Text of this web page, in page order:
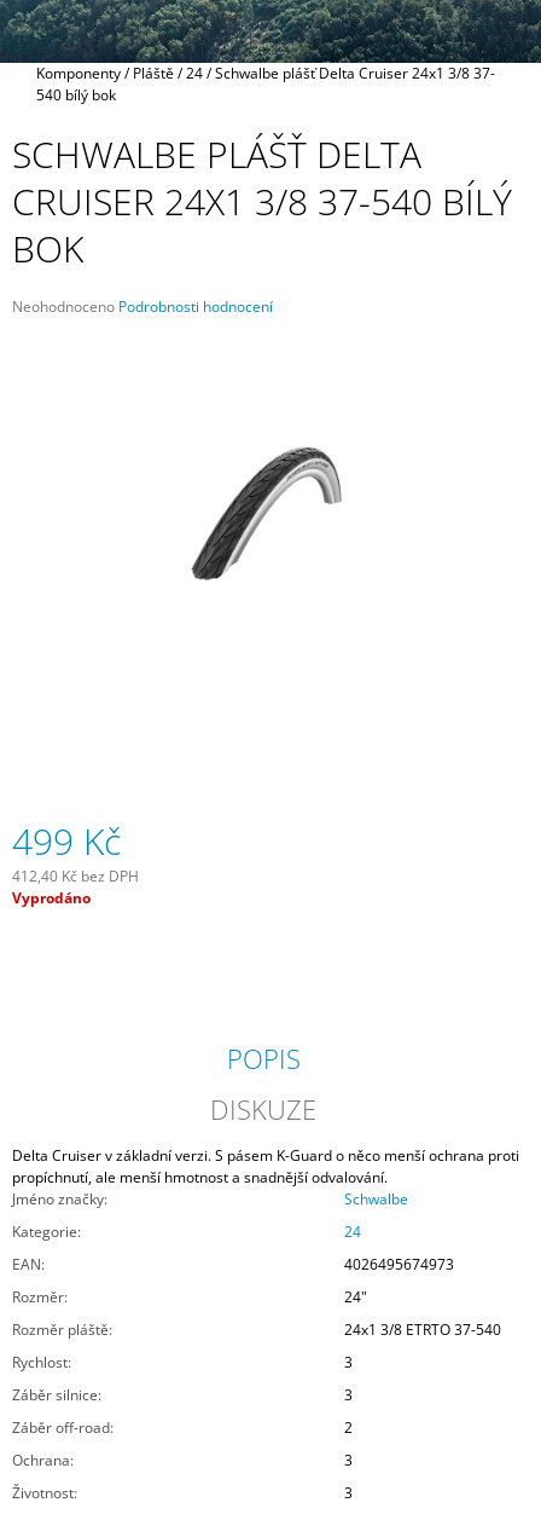
Domů
Komponenty/ Pláště/24/Schwalbe plášť Delta Cruiser 24x1 3/8 37-
540 bílý bok
SCHWALBE PLÁŠŤ DELTA
CRUISER 24X1 3/8 37-540 BÍLÝ
BOK
Průměrné
Neohodnoceno Podrobnosti hodnocení
499 Kč
412,40 Kč bez DPH
Měrná
Vyprodáno
POPIS
DISKUZE
Delta Cruiser v základní verzi. S pásem K-Guard o něco menší ochrana proti
propíchnutí, ale menší hmotnost a snadnější odvalování.
Jméno značky:
Schwalbe
Kategorie:
24
EAN:
4026495674973
Rozměr:
24"
Rozměr pláště:
24x1 3/8 ETRTO 37-540
Rychlost:
3
Záběr silnice:
3
Záběr off-road:
2
Ochrana:
3
Životnost:
3
A
J
?
GEL
240
ML
300